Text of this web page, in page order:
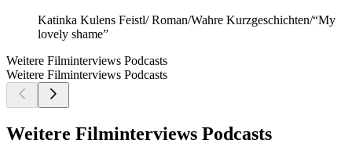
Katinka Kulens Feistl/ Roman/Wahre Kurzgeschichten/“My
lovely shame”
Weitere Filminterviews Podcasts
Weitere Filminterviews Podcasts
Weitere Filminterviews Podcasts